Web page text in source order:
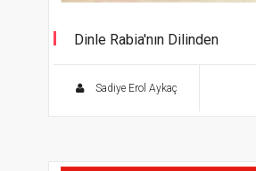
Dinle Rabia'nın Dilinden
Sadiye Erol Aykaç